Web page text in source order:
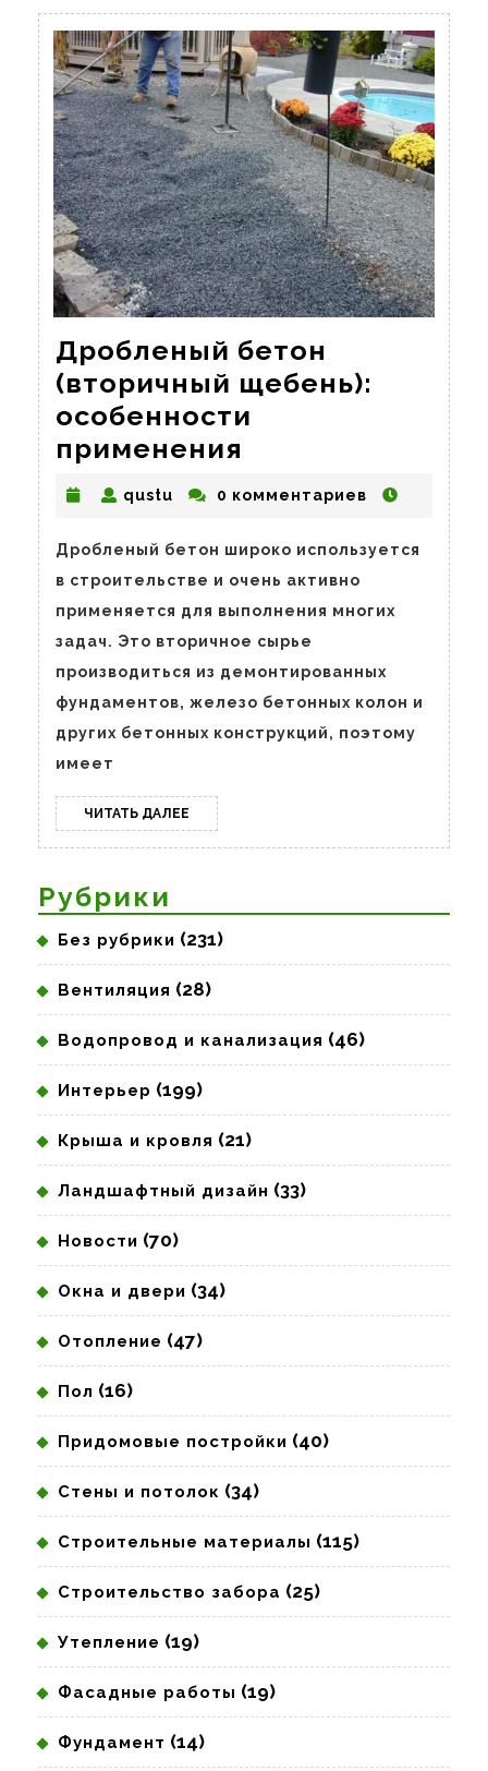
Дробленый бетон
(вторичный щебень):
особенности
применения
(вторичный
щебень):
особенности
применения
qustu qustu0 комментариев
Дробленый бетон широко используется
в строительстве и очень активно
применяется для выполнения многих
задач. Это вторичное сырье
производиться из демонтированных
фундаментов, железо бетонных колон и
других бетонных конструкций, поэтому
имеет
ЧИТАТЬ ДАЛЕЕ ЧИТАТЬ
ДАЛЕЕ
Рубрики
Без рубрики (231)
Вентиляция (28)
Водопровод и канализация (46)
Интерьер (199)
Крыша и кровля (21)
Ландшафтный дизайн (33)
Новости (70)
Окна и двери (34)
Отопление (47)
Пол (16)
Придомовые постройки (40)
Стены и потолок (34)
Строительные материалы (115)
Строительство забора (25)
Утепление (19)
Фасадные работы (19)
Фундамент (14)